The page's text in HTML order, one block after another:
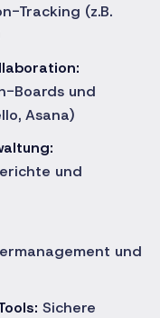
Tracking (z.B.
Boards und
Asana)
und
und
Sichere